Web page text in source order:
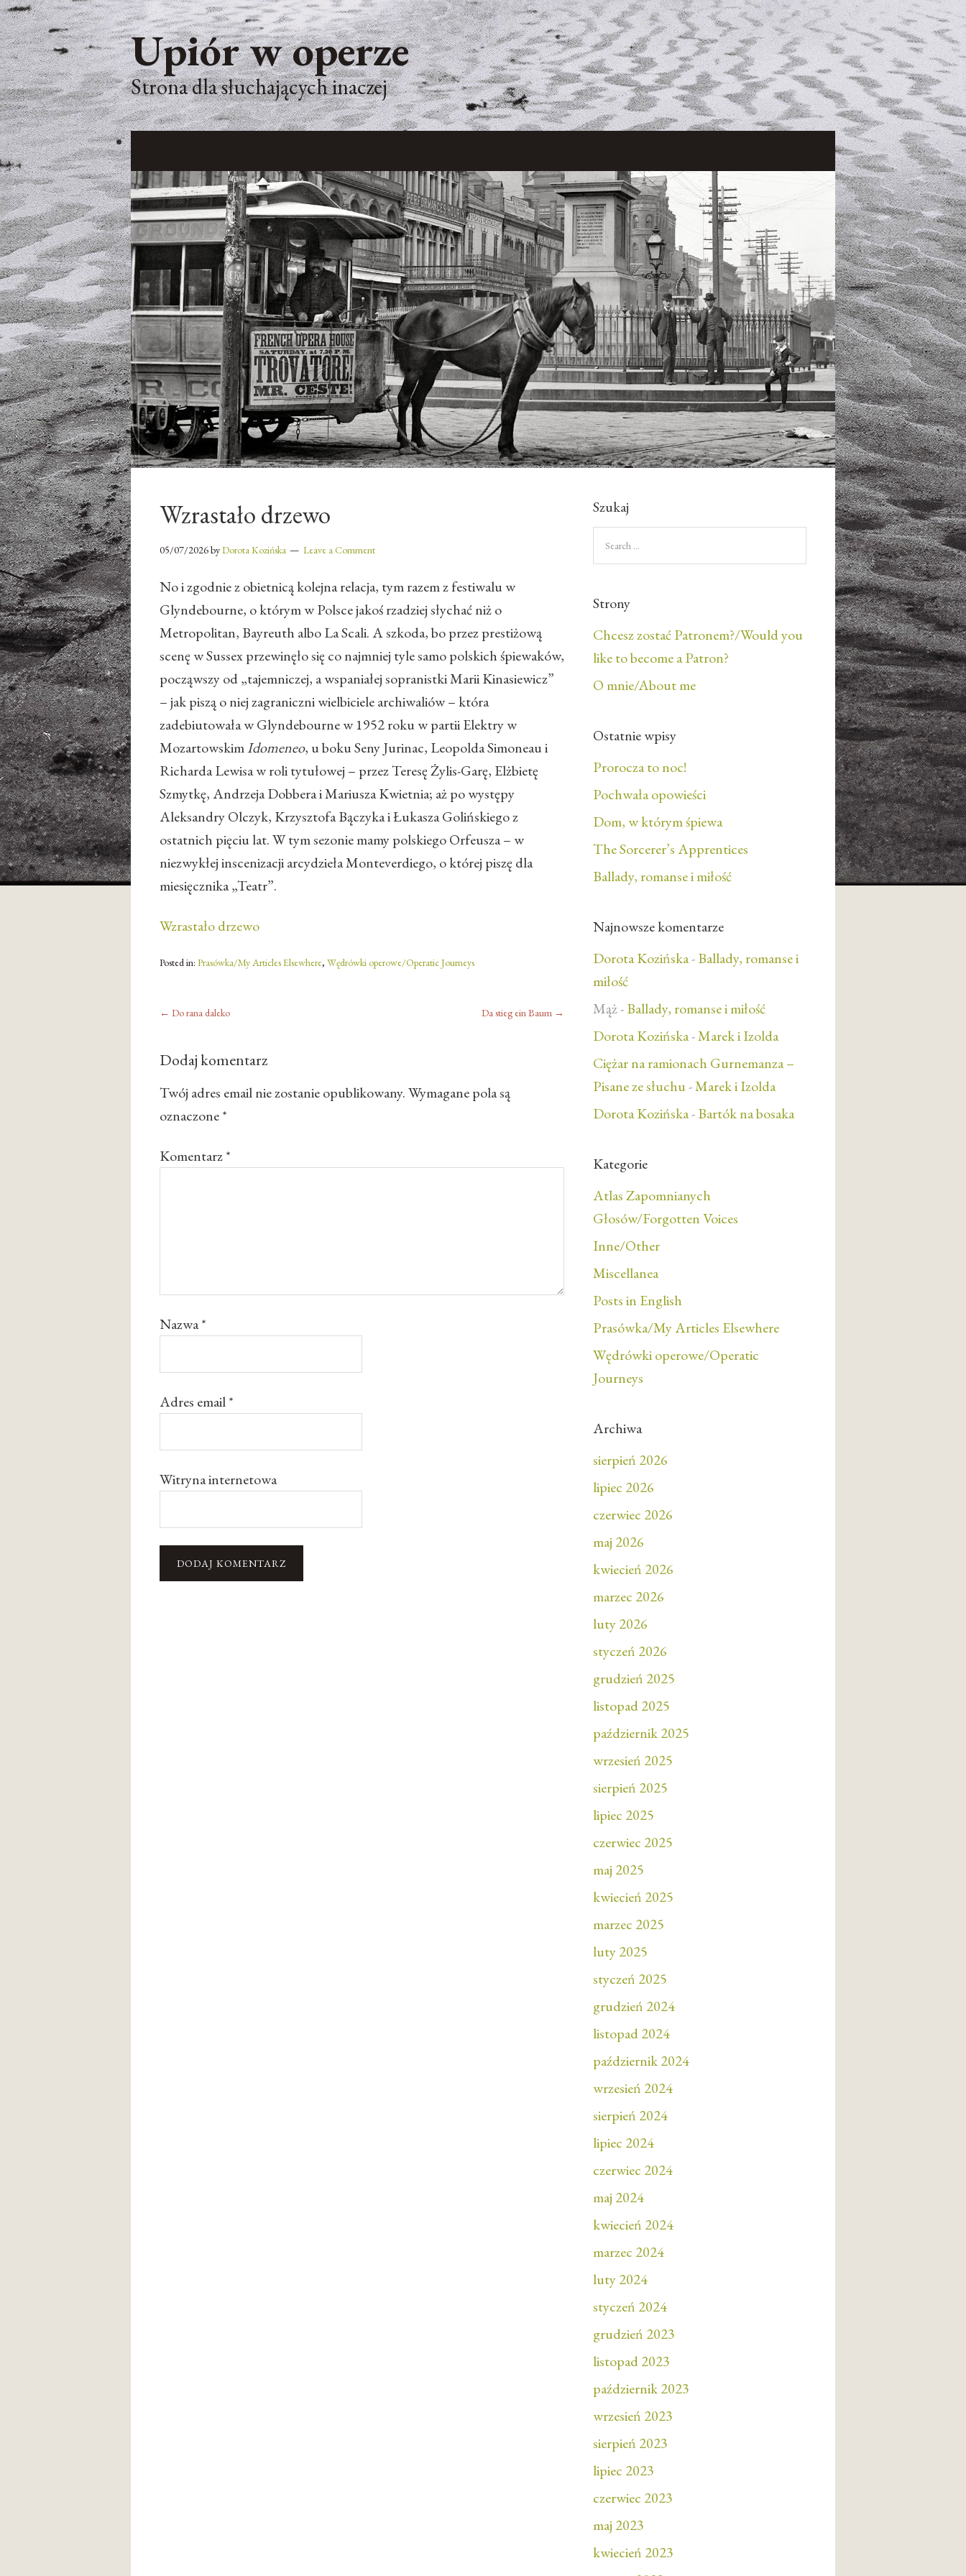
Upiór w operze
Strona dla słuchających inaczej
Wzrastało drzewo
05/07/2026byDorota Kozińska Leave a Comment
No i zgodnie z obietnicą kolejna relacja, tym razem z festiwalu w
Glyndebourne, o którym w Polsce jakoś rzadziej słychać niż o
Metropolitan, Bayreuth albo La Scali. A szkoda, bo przez prestiżową
scenę w Sussex przewinęło się co najmniej tyle samo polskich śpiewaków,
począwszy od „tajemniczej, a wspaniałej sopranistki Marii Kinasiewicz”
– jak piszą o niej zagraniczni wielbiciele archiwaliów – która
zadebiutowała w Glyndebourne w 1952 roku w partii Elektry w
MozartowskimIdomeneo, u boku Seny Jurinac, Leopolda Simoneau i
Richarda Lewisa w roli tytułowej – przez Teresę Żylis-Garę, Elżbietę
Szmytkę, Andrzeja Dobbera i Mariusza Kwietnia; aż po występy
Aleksandry Olczyk, Krzysztofa Bączyka i Łukasza Golińskiego z
ostatnich pięciu lat. W tym sezonie mamy polskiego Orfeusza – w
niezwykłej inscenizacji arcydzieła Monteverdiego, o której piszę dla
miesięcznika „Teatr”.
Wzrastało drzewo
Posted in: Prasówka/My Articles Elsewhere, Wędrówki operowe/Operatic Journeys
← Do rana daleko Da stieg ein Baum →
Dodaj komentarz
Twój adres email nie zostanie opublikowany.Wymagane pola są
oznaczone*
Komentarz*
Nazwa*
Adres email*
Witryna internetowa
Szukaj
Strony
Chcesz zostać Patronem?/Would you
like to become a Patron?
O mnie/About me
Ostatnie wpisy
Prorocza to noc!
Pochwała opowieści
Dom, w którym śpiewa
The Sorcerer’s Apprentices
Ballady, romanse i miłość
Najnowsze komentarze
Dorota Kozińska-Ballady, romanse i
miłość
Mąż-Ballady, romanse i miłość
Dorota Kozińska-Marek i Izolda
Ciężar na ramionach Gurnemanza –
Pisane ze słuchu-Marek i Izolda
Dorota Kozińska-Bartók na bosaka
Kategorie
Atlas Zapomnianych
Głosów/Forgotten Voices
Inne/Other
Miscellanea
Posts in English
Prasówka/My Articles Elsewhere
Wędrówki operowe/Operatic
Journeys
Archiwa
sierpień 2026
lipiec 2026
czerwiec 2026
maj 2026
kwiecień 2026
marzec 2026
luty 2026
styczeń 2026
grudzień 2025
listopad 2025
październik 2025
wrzesień 2025
sierpień 2025
lipiec 2025
czerwiec 2025
maj 2025
kwiecień 2025
marzec 2025
luty 2025
styczeń 2025
grudzień 2024
listopad 2024
październik 2024
wrzesień 2024
sierpień 2024
lipiec 2024
czerwiec 2024
maj 2024
kwiecień 2024
marzec 2024
luty 2024
styczeń 2024
grudzień 2023
listopad 2023
październik 2023
wrzesień 2023
sierpień 2023
lipiec 2023
czerwiec 2023
maj 2023
kwiecień 2023